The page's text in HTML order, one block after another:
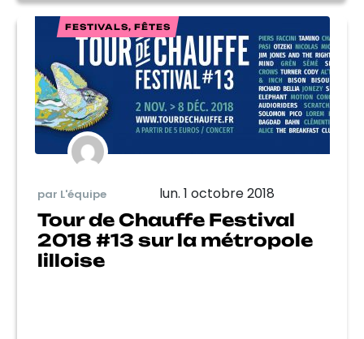
FESTIVALS, FÊTES
par L'équipe lun. 1 octobre 2018
Tour de Chauffe Festival
2018 #13 sur la métropole
lilloise